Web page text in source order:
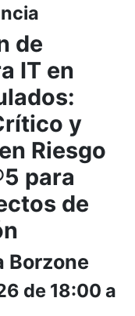
de
IT en
y
Riesgo
para
de
Borzone
de 18:00 a